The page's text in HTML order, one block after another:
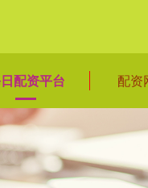
配资平台 配资